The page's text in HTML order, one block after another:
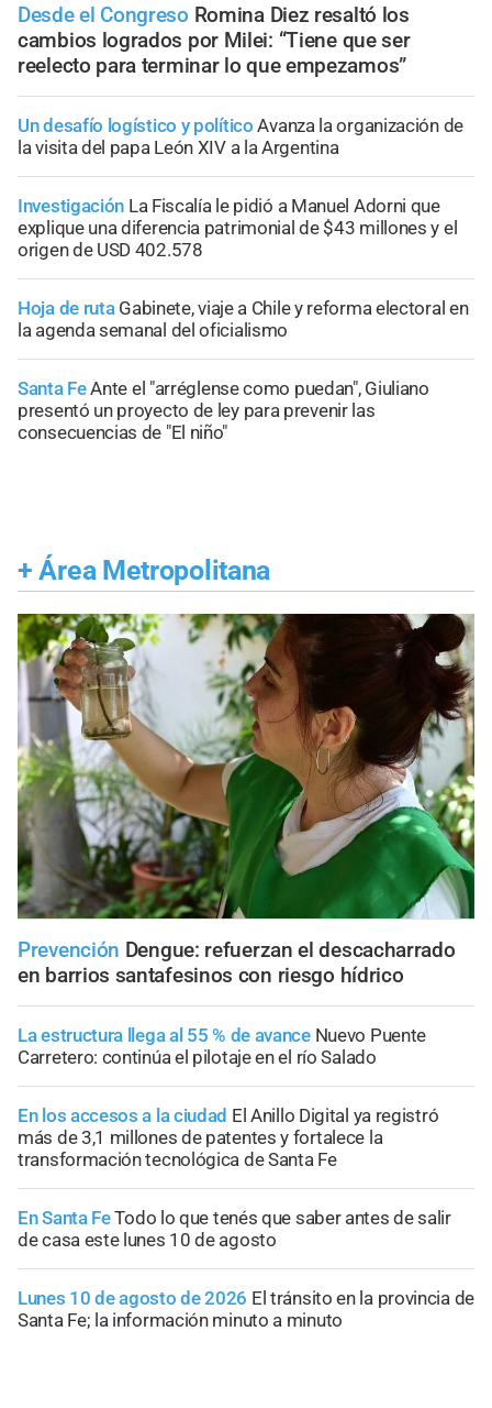
Desde el Congreso Romina Diez resaltó los
cambios logrados por Milei: “Tiene que ser
reelecto para terminar lo que empezamos”
Un desafío logístico y político Avanza la organización de
la visita del papa León XIV a la Argentina
Investigación La Fiscalía le pidió a Manuel Adorni que
explique una diferencia patrimonial de $43 millones y el
origen de USD 402.578
Hoja de ruta Gabinete, viaje a Chile y reforma electoral en
la agenda semanal del oficialismo
Santa FeAnte el "arréglense como puedan", Giuliano
presentó un proyecto de ley para prevenir las
consecuencias de "El niño"
+ Área Metropolitana
Prevención Dengue: refuerzan el descacharrado
en barrios santafesinos con riesgo hídrico
La estructura llega al 55 % de avance Nuevo Puente
Carretero: continúa el pilotaje en el río Salado
En los accesos a la ciudad El Anillo Digital ya registró
más de 3,1 millones de patentes y fortalece la
transformación tecnológica de Santa Fe
En Santa FeTodo lo que tenés que saber antes de salir
de casa este lunes 10 de agosto
Lunes 10 de agosto de 2026 El tránsito en la provincia de
Santa Fe; la información minuto a minuto